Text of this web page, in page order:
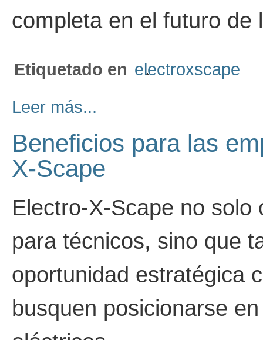
completa en el futuro de
Etiquetado en electroxscape
Leer más...
Beneficios para las
X-Scape
Electro-X-Scape no
para técnicos, sino que
oportunidad estratégica
busquen posicionarse